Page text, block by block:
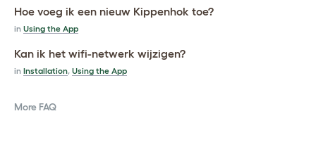
Hoe voeg ik een nieuw Kippenhok toe?
in Using the App
Kan ik het wifi-netwerk wijzigen?
in Installation, Using the App
More FAQ